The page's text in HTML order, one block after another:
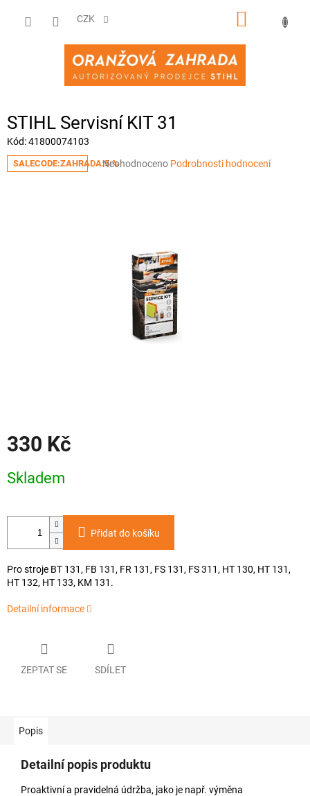
CZK
NÁKUPNÍ
STIHL Servisní KIT 31
Kód:41800074103
SALECODE:ZAHRADA:5:%Průměrné
hvězdiček.
Neohodnoceno Podrobnosti hodnocení
330 Kč
cena:
Skladem
Přidat do košíku
Pro stroje BT 131, FB 131, FR 131, FS 131, FS 311, HT 130, HT 131,
HT 132, HT 133, KM 131.
Detailní informace
ZEPTAT SE SDÍLET
Popis
Detailní popis produktu
Proaktivní a pravidelná údržba, jako je např. výměna